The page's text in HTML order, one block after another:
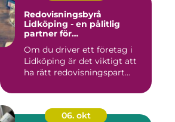
Redovisningsbyrå
Lidköping - en pålitlig
partner för
Lidköping
Om du driver ett företag i
Lidköping är det viktigt att
ha rätt redovisningspart...
06. okt